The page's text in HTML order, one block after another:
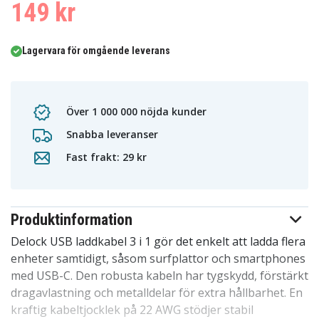
149 kr
Lagervara för omgående leverans
Över 1 000 000 nöjda kunder
Snabba leveranser
Fast frakt: 29 kr
Produktinformation
Delock USB laddkabel 3 i 1 gör det enkelt att ladda flera
enheter samtidigt, såsom surfplattor och smartphones
med USB-C. Den robusta kabeln har tygskydd, förstärkt
dragavlastning och metalldelar för extra hållbarhet. En
kraftig kabeltjocklek på 22 AWG stödjer stabil